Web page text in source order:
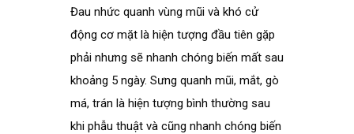
Đau nhức quanh vùng mũi và khó cử
động cơ mặt là hiện tượng đầu tiên gặp
phải nhưng sẽ nhanh chóng biến mất sau
khoảng 5 ngày. Sưng quanh mũi, mắt, gò
má, trán là hiện tượng bình thường sau
khi phẫu thuật và cũng nhanh chóng biến